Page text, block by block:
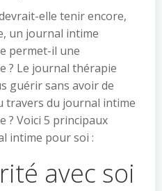
elle tenir encore,
un journal intime
permet-il une
? Le journal thérapie
guérir sans avoir de
travers du journal intime
? Voici 5 principaux
intime pour soi :
avec soi